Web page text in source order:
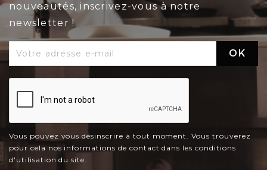
nouveautés, inscrivez-vous à notre
newsletter !
Vous pouvez vous désinscrire à tout moment. Vous trouverez
pour cela nos informations de contact dans les conditions
d'utilisation du site.